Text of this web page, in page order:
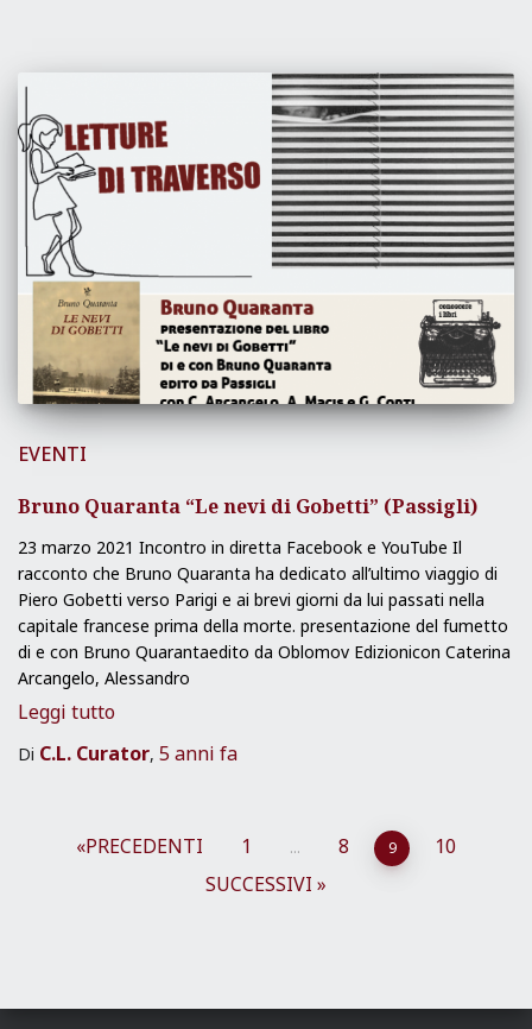
EVENTI
Bruno Quaranta “Le nevi di Gobetti” (Passigli)
23 marzo 2021 Incontro in diretta Facebook e YouTube Il
racconto che Bruno Quaranta ha dedicato all’ultimo viaggio di
Piero Gobetti verso Parigi e ai brevi giorni da lui passati nella
capitale francese prima della morte. presentazione del fumetto
di e con Bruno Quarantaedito da Oblomov Edizionicon Caterina
Arcangelo, Alessandro
Leggi tutto
Di C.L. Curator, 5 anni fa
Paginazione
PRECEDENTI 1 … 8 9
10
SUCCESSIVI